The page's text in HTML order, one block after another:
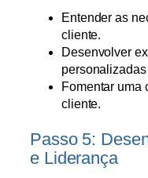
Entender as
cliente.
Desenvolver
Fomentar uma
cliente.
Passo 5:
e Liderança